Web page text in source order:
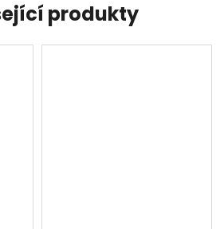
produkty